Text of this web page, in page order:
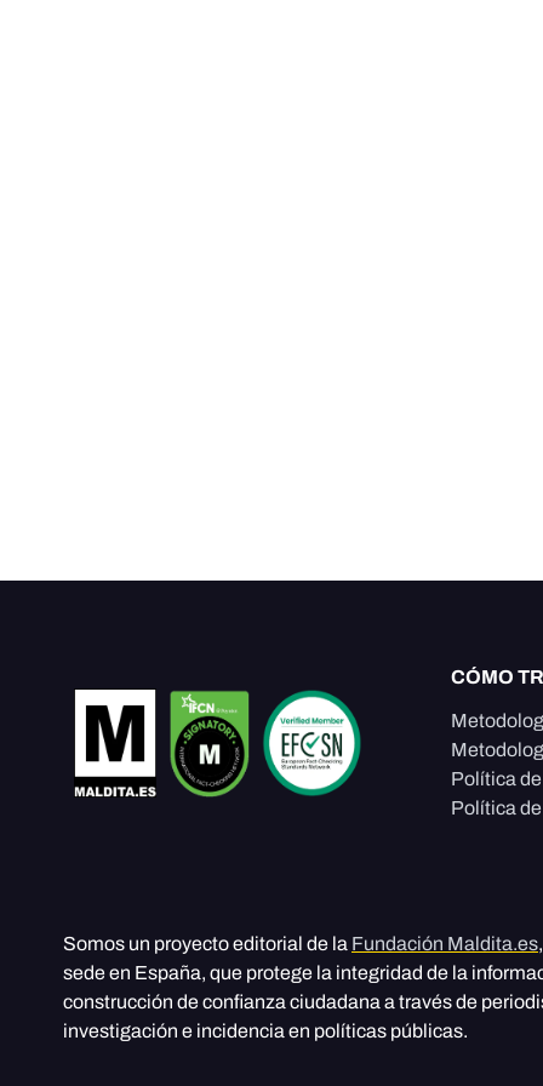
CÓMO
Política
Política
Somos un proyecto editorial de la Fundación Maldita.es
sede en España, que protege la integridad de la
construcción de confianza ciudadana a través de
investigación e incidencia en políticas públicas.